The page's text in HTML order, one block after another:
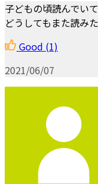
子どもの頃読んでい
どうしてもまた読みた
Good (1)
2021/06/07